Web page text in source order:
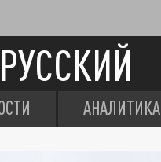
АНАЛИТИКА